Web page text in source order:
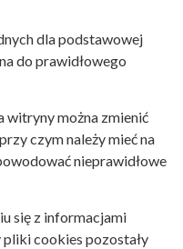
dla podstawowej
do prawidłowego
witryny można zmienić
czym należy mieć na
nieprawidłowe
się z informacjami
pliki cookies pozostały